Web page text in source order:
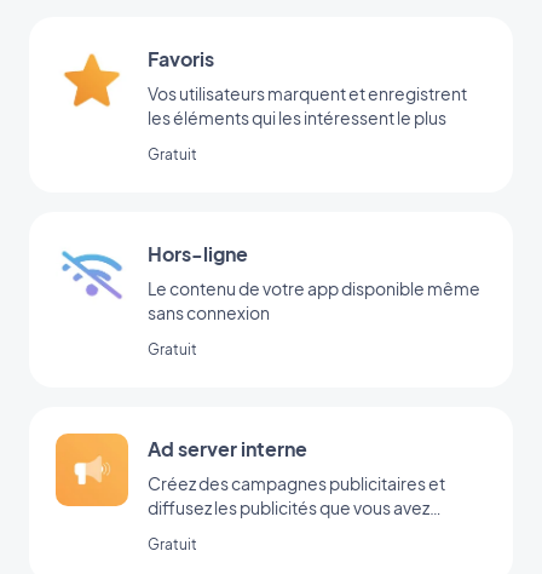
Favoris
Vos utilisateurs marquent et enregistrent
les éléments qui les intéressent le plus
Gratuit
Hors-ligne
Le contenu de votre app disponible même
sans connexion
Gratuit
Ad server interne
Créez des campagnes publicitaires et
diffusez les publicités que vous avez
office
Gratuit